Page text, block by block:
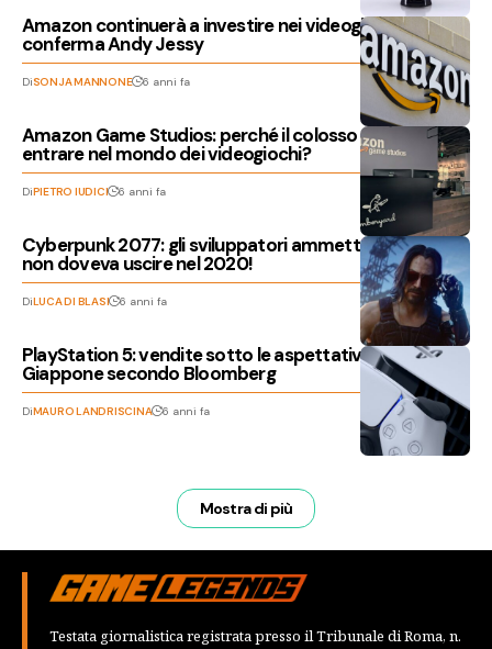
Amazon continuerà a investire nei videogiochi,
conferma Andy Jessy
DiSONJA MANNONE 6 anni fa
Amazon Game Studios: perché il colosso non riesce a
entrare nel mondo dei videogiochi?
DiPIETRO IUDICI 6 anni fa
Cyberpunk 2077: gli sviluppatori ammettono, il gioco
non doveva uscire nel 2020!
DiLUCA DI BLASI 6 anni fa
PlayStation 5: vendite sotto le aspettative in
Giappone secondo Bloomberg
DiMAURO LANDRISCINA 6 anni fa
Mostra di più
Testata giornalistica registrata presso il Tribunale di Roma, n.